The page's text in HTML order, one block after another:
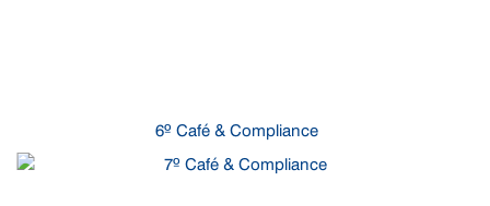
6º Café & Compliance